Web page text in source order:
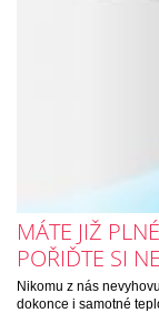
MÁTE JIŽ
POŘIĎTE SI
Nikomu z nás
dokonce i samotné